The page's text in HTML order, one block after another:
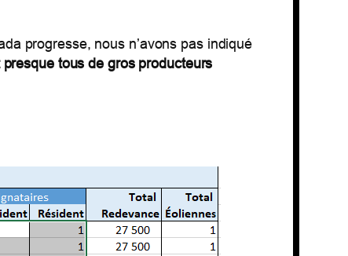
progresse, nous n’avons pas indiqué
tous de gros producteurs